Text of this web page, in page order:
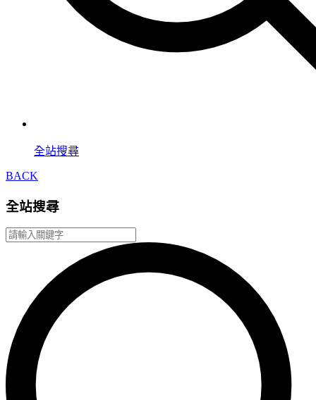
全站搜尋
BACK
全站搜尋